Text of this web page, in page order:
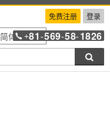
免费注册 登录
简体中文
+81 -569-58-1826